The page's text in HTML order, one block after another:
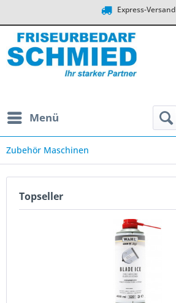
Express-Versand
Menü
Zubehör Maschinen
Topseller